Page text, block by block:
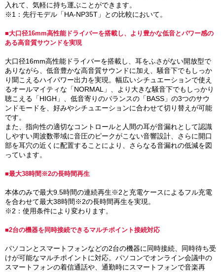
入れて、気軽に持ち運ぶことができます。
※1：先行モデル「HA-NP35T」との比較において。
■大口径16mm高性能ドライバーを搭載し、より豊かな低音とパワー感の
ある高音質サウンドを実現
大口径16mm高性能ドライバーを搭載し、耳をふさがない開放型で
ありながら、低音豊かな高音質サウンドに加え、騒音下でもしっか
り聞こえるハイパワー出力を実現。幅広いシチュエーションで使え
るオールマイティな「NORMAL」、より大きな騒音下でもしっかり
聴こえる「HIGH」、低音寄りのバランスの「BASS」の3つのサウ
ンドモードを、好みやシチュエーションに合わせて切り替えが可能
です。
また、指向性の適切なコントロールと人間の耳が音漏れとして認識
しやすい周波数帯域に音圧のピークがこない音響設計、さらに開口
部を耳穴の近くに配置することにより、さらなる音漏れの低減を図
っています。
■最大38時間※2の長時間再生
本体のみで最大9.5時間の連続再生※2と充電ケースによるフル充電
を合わせて最大38時間※2の長時間再生を実現。
※2：使用条件により変わります。
■2台の機器を同時接続できるマルチポイント接続対応
パソコンとスマートフォンなどの2台の機器に同時接続、同時待ち受
けが可能なマルチポイントに対応。パソコンでオンライン会議中の
スマートフォンの着信通話や、通勤時にスマートフォンで音楽再